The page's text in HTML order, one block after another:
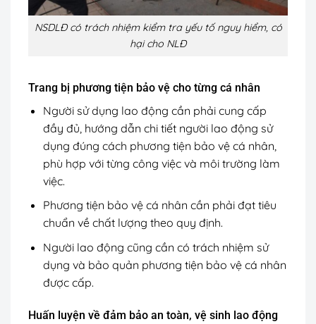
NSDLĐ có trách nhiệm kiểm tra yếu tố nguy hiểm, có
hại cho NLĐ
Trang bị phương tiện bảo vệ cho từng cá nhân
Người sử dụng lao động cần phải cung cấp
đầy đủ, hướng dẫn chi tiết người lao động sử
dụng đúng cách phương tiện bảo vệ cá nhân,
phù hợp với từng công việc và môi trường làm
việc.
Phương tiện bảo vệ cá nhân cần phải đạt tiêu
chuẩn về chất lượng theo quy định.
Người lao động cũng cần có trách nhiệm sử
dụng và bảo quản phương tiện bảo vệ cá nhân
được cấp.
Huấn luyện về đảm bảo an toàn, vệ sinh lao động